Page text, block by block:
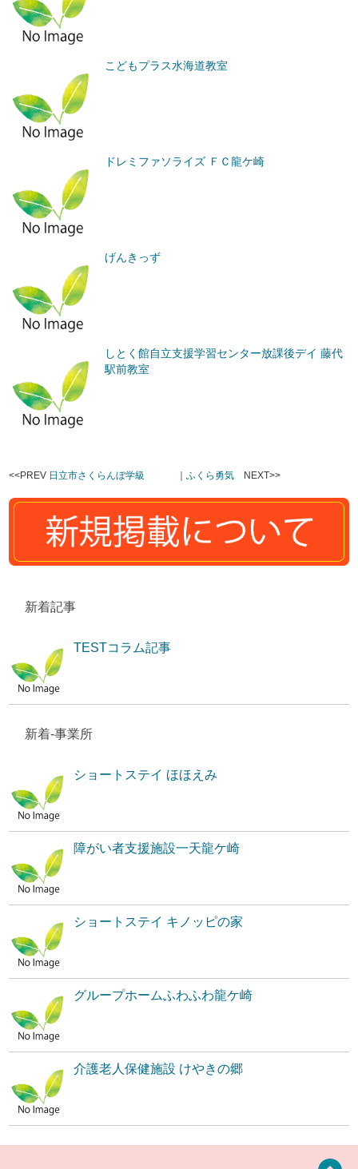
こどもプラス水海道教室
ドレミファソライズ ＦＣ龍ケ崎
げんきっず
しとく館自立支援学習センター放課後デイ 藤代
駅前教室
<<PREV 日立市さくらんぼ学級 ｜ふくら勇気 NEXT>>
新着記事
TESTコラム記事
新着-事業所
ショートステイ ほほえみ
障がい者支援施設一天龍ケ崎
ショートステイ キノッピの家
グループホームふわふわ龍ケ崎
介護老人保健施設 けやきの郷